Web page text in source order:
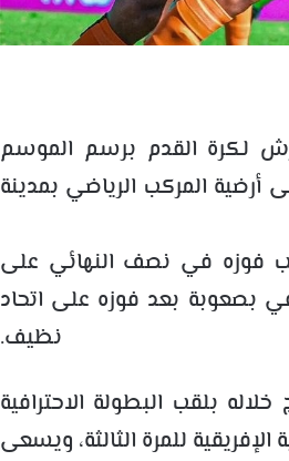
لكرة القدم برسم الموسم
على أرضية المركب الرياضي بمدينة
فوزه في نصف النهائي على
بصعوبة بعد فوزه على اتحاد
نظيف.
بلقب البطولة الاحترافية
للمرة الثالثة، ويسعى